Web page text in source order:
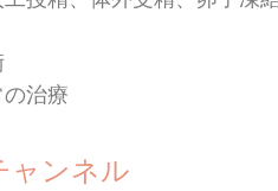
治療
ャンネル